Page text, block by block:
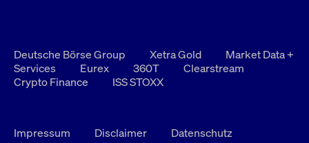
Deutsche Börse Group Xetra Gold
Market Data +
Services
Eurex 360T
Clearstream
Crypto Finance
ISS STOXX
Impressum Disclaimer
Datenschutz